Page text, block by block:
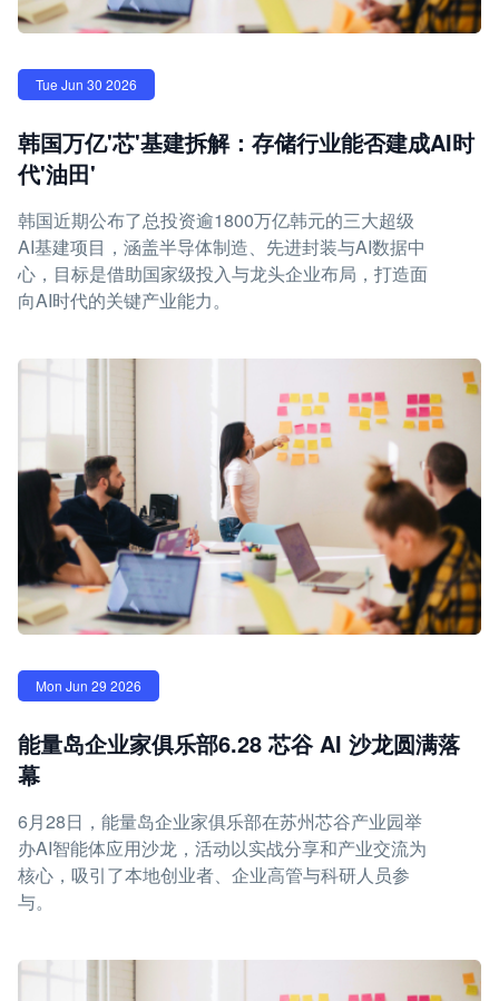
Tue Jun 30 2026
韩国万亿'芯'基建拆解：存储行业能否建成AI时
代'油田'
韩国近期公布了总投资逾1800万亿韩元的三大超级
AI基建项目，涵盖半导体制造、先进封装与AI数据中
心，目标是借助国家级投入与龙头企业布局，打造面
向AI时代的关键产业能力。
Mon Jun 29 2026
能量岛企业家俱乐部6.28 芯谷 AI 沙龙圆满落
幕
6月28日，能量岛企业家俱乐部在苏州芯谷产业园举
办AI智能体应用沙龙，活动以实战分享和产业交流为
核心，吸引了本地创业者、企业高管与科研人员参
与。